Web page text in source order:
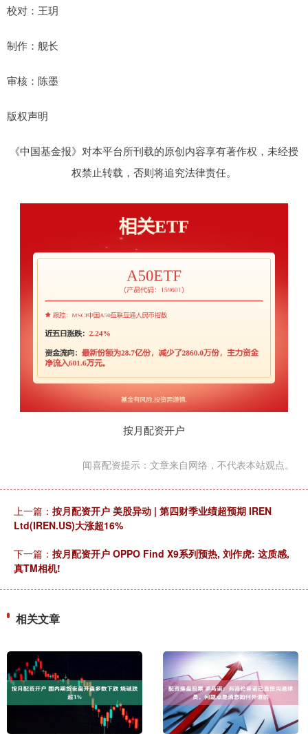
校对：王玥
制作：舰长
审核：陈墨
版权声明
《中国基金报》对本平台所刊载的原创内容享有著作权，未经授
权禁止转载，否则将追究法律责任。
按月配资开户
闻喜配资提示：文章来自网络，不代表本站观点。
上一篇： 按月配资开户 美股异动 | 第四财季业绩超预期 IREN
Ltd(IREN.US)大涨超16%
下一篇： 按月配资开户 OPPO Find X9系列预热, 刘作虎: 这质感,
真TM相机!
相关文章